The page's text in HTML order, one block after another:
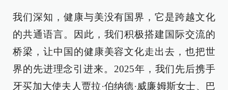
我们深知，健康与美没有国界，它是跨越文化
的共通语言。因此，我们积极搭建国际交流的
桥梁，让中国的健康美容文化走出去，也把世
界的先进理念引进来。2025年，我们先后携手
牙买加大使夫人贾拉·伯纳德·威廉姆斯女士、巴